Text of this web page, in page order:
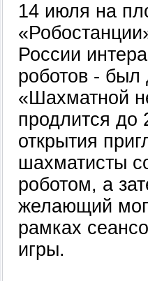
14 июля на
России
роботов - был
«Шахматной
продлится до
открытия
шахматисты
роботом, а
желающий мог
рамках
игры.